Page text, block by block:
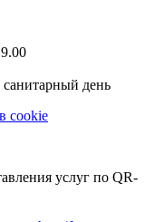
день
cookie
услуг по QR-